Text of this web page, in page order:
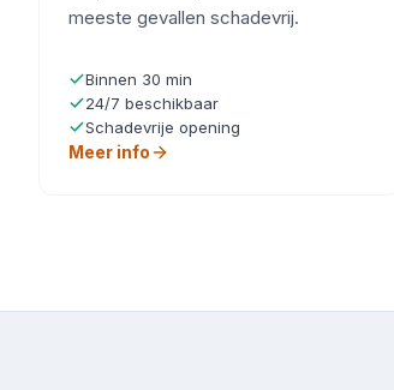
meeste gevallen schadevrij.
Binnen 30 min
24/7 beschikbaar
Schadevrije opening
Meer info